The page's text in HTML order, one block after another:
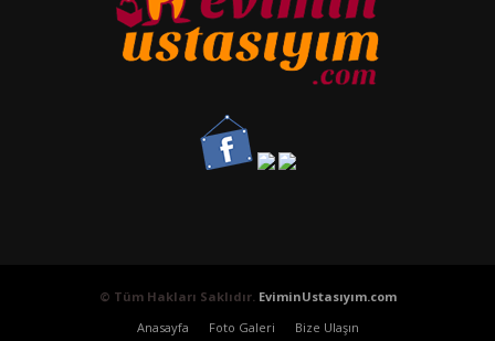
© Tüm Hakları Saklıdır. EviminUstasıyım.com
Anasayfa
Foto Galeri Bize Ulaşın